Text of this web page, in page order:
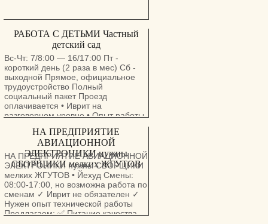
РАБОТА С ДЕТЬМИ Частный
детский сад
Вс-Чт: 7/8:00 — 16/17:00 Пт -
короткий день (2 раза в мес) Сб -
выходной Прямое, официальное
трудоустройство Полный
социальный пакет Проезд
оплачивается • Иврит на
разговорном уровне • Опыт работы
Ответственность, пунктуальность,
доброта Организация и проведение
образовательной и воспитательной
деятельности с детьми,
обеспечение их безопасности и
благополучия в течение дня,
поддержание порядка и
комфортной атмосферы в группе,
планирование и проведение игр и
НА ПРЕДПРИЯТИЕ
АВИАЦИОННОЙ
ЭЛЕКТРОНИКИ нужны
СБОРЩИКИ мелких ЖГУТОВ
НА ПРЕДПРИЯТИЕ АВИАЦИОННОЙ
ЭЛЕКТРОНИКИ нужны СБОРЩИКИ
мелких ЖГУТОВ • Йехуд Смены:
08:00-17:00, но возможна работа по
сменам ✓ Иврит не обязателен ✓
Нужен опыт технической работы
Предлагаем: ✅ Питание качества